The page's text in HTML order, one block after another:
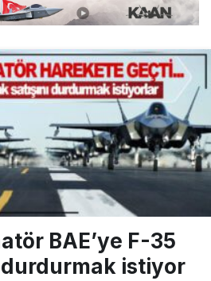
BAE’ye F-35
durdurmak istiyor